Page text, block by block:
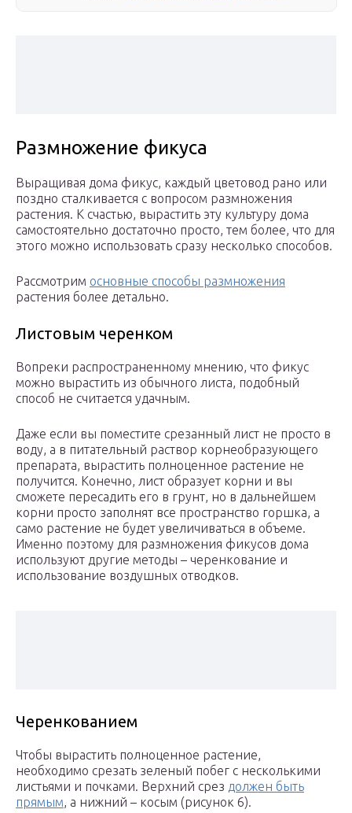
Размножение фикуса
Выращивая дома фикус, каждый цветовод рано или
поздно сталкивается с вопросом размножения
растения. К счастью, вырастить эту культуру дома
самостоятельно достаточно просто, тем более, что для
этого можно использовать сразу несколько способов.
Рассмотрим основные способы размножения
растения более детально.
Листовым черенком
Вопреки распространенному мнению, что фикус
можно вырастить из обычного листа, подобный
способ не считается удачным.
Даже если вы поместите срезанный лист не просто в
воду, а в питательный раствор корнеобразующего
препарата, вырастить полноценное растение не
получится. Конечно, лист образует корни и вы
сможете пересадить его в грунт, но в дальнейшем
корни просто заполнят все пространство горшка, а
само растение не будет увеличиваться в объеме.
Именно поэтому для размножения фикусов дома
используют другие методы – черенкование и
использование воздушных отводков.
Черенкованием
Чтобы вырастить полноценное растение,
необходимо срезать зеленый побег с несколькими
листьями и почками. Верхний срез должен быть
прямым, а нижний – косым (рисунок 6).